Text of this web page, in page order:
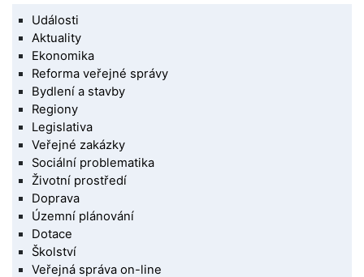
Události
Aktuality
Ekonomika
Reforma veřejné správy
Bydlení a stavby
Regiony
Legislativa
Veřejné zakázky
Sociální problematika
Životní prostředí
Doprava
Územní plánování
Dotace
Školství
Veřejná správa on-line